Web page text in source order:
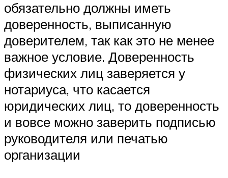
обязательно должны иметь
доверенность, выписанную
доверителем, так как это не менее
важное условие. Доверенность
физических лиц заверяется у
нотариуса, что касается
юридических лиц, то доверенность
и вовсе можно заверить подписью
руководителя или печатью
организации